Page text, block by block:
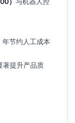
年节约人工成本
著提升产品质